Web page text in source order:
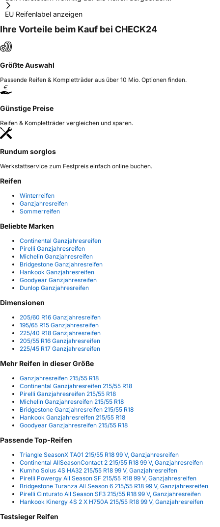
EU Reifenlabel anzeigen
Ihre Vorteile beim Kauf bei CHECK24
Größte Auswahl
Passende Reifen & Kompletträder aus über 10 Mio. Optionen finden.
Günstige Preise
Reifen & Kompletträder vergleichen und sparen.
Rundum sorglos
Werkstattservice zum Festpreis einfach online buchen.
Reifen
Winterreifen
Ganzjahresreifen
Sommerreifen
Beliebte Marken
Continental Ganzjahresreifen
Pirelli Ganzjahresreifen
Michelin Ganzjahresreifen
Bridgestone Ganzjahresreifen
Hankook Ganzjahresreifen
Goodyear Ganzjahresreifen
Dunlop Ganzjahresreifen
Dimensionen
205/60 R16 Ganzjahresreifen
195/65 R15 Ganzjahresreifen
225/40 R18 Ganzjahresreifen
205/55 R16 Ganzjahresreifen
225/45 R17 Ganzjahresreifen
Mehr Reifen in dieser Größe
Ganzjahresreifen 215/55 R18
Continental Ganzjahresreifen 215/55 R18
Pirelli Ganzjahresreifen 215/55 R18
Michelin Ganzjahresreifen 215/55 R18
Bridgestone Ganzjahresreifen 215/55 R18
Hankook Ganzjahresreifen 215/55 R18
Goodyear Ganzjahresreifen 215/55 R18
Passende Top-Reifen
Triangle SeasonX TA01 215/55 R18 99 V, Ganzjahresreifen
Continental AllSeasonContact 2 215/55 R18 99 V, Ganzjahresreifen
Kumho Solus 4S HA32 215/55 R18 99 V, Ganzjahresreifen
Pirelli Powergy All Season SF 215/55 R18 99 V, Ganzjahresreifen
Bridgestone Turanza All Season 6 215/55 R18 99 V, Ganzjahresreifen
Pirelli Cinturato All Season SF3 215/55 R18 99 V, Ganzjahresreifen
Hankook Kinergy 4S 2 X H750A 215/55 R18 99 V, Ganzjahresreifen
Testsieger Reifen